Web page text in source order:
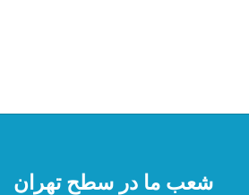
شعب ما در سطح تهران